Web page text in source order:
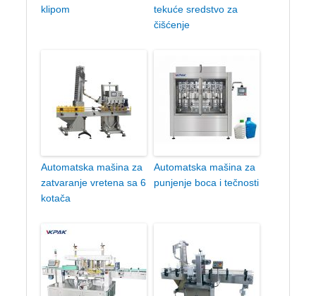
klipom
tekuće sredstvo za
čišćenje
Automatska mašina za
zatvaranje vretena sa 6
kotača
Automatska mašina za
punjenje boca i tečnosti